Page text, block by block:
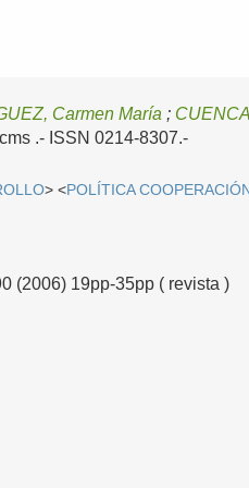
Carmen María ;
.- ISSN 0214-8307.-
> <POLÍTICA
(2006) 19pp-35pp ( revista )